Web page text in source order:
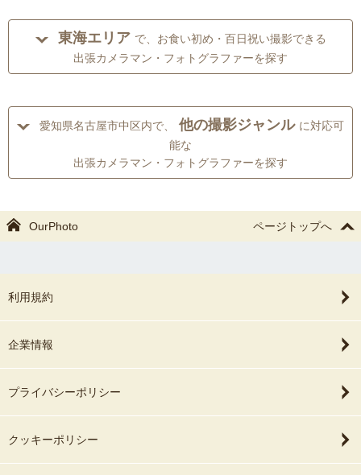
東海エリア で、お食い初め・百日祝い撮影できる
出張カメラマン・フォトグラファーを探す
愛知県名古屋市中区内で、 他の撮影ジャンル に対応可
能な
出張カメラマン・フォトグラファーを探す
OurPhoto ページトップへ
利用規約
企業情報
プライバシーポリシー
クッキーポリシー